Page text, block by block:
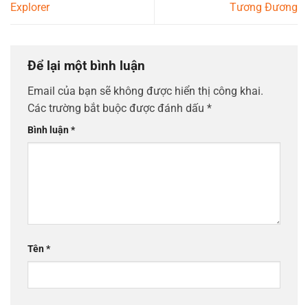
Explorer
Tương Đương
Để lại một bình luận
Email của bạn sẽ không được hiển thị công khai.
Các trường bắt buộc được đánh dấu *
Bình luận*
Tên*